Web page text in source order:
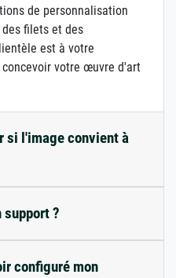
de personnalisation
filets et des
est à votre
votre œuvre d'art
si l'image convient à
?
configuré mon